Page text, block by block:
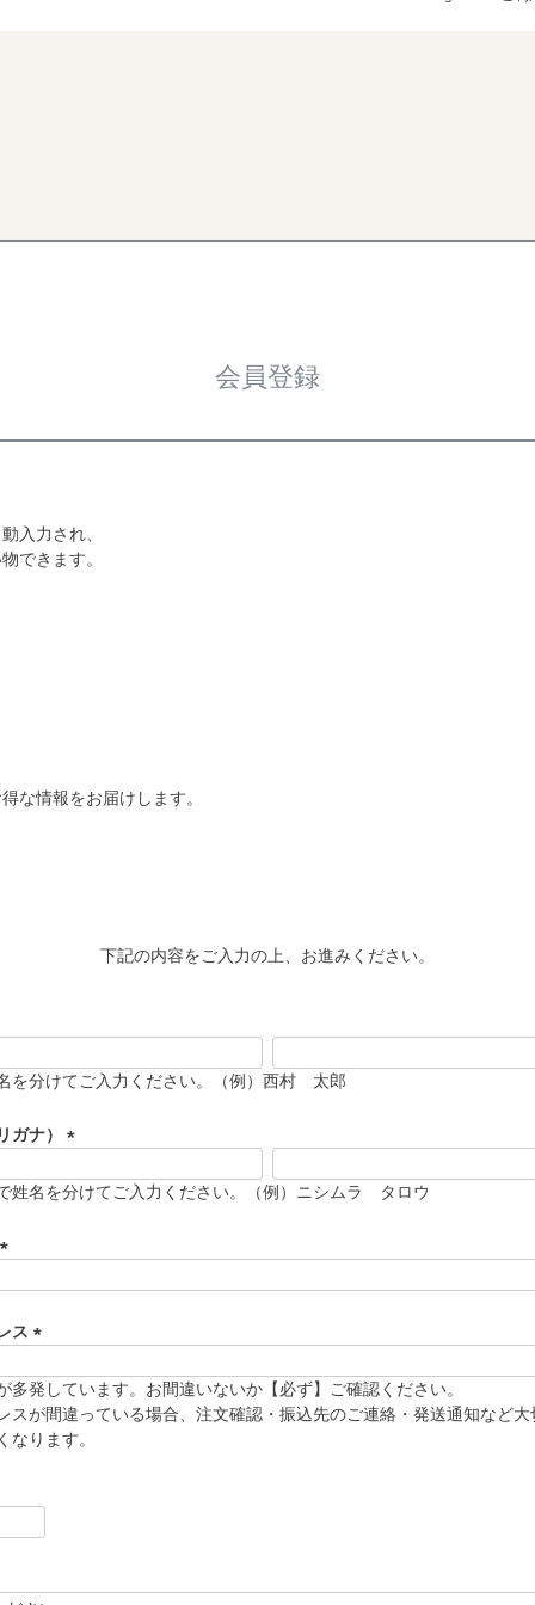
会員登録
入力され、
できます。
な情報をお届けします。
下記の内容をご入力の上、お進みください。
を分けてご入力ください。（例）西村 太郎
ガナ）
必
姓名を分けてご入力ください。（例）ニシムラ タロウ
須
)
ス
必
須
)
多発しています。お間違いないか【必ず】ご確認ください。
スが間違っている場合、注文確認・振込先のご連絡・発送通知など大
なります。